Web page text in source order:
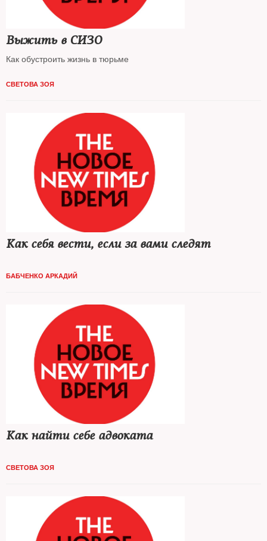
Выжить в СИЗО
Как обустроить жизнь в тюрьме
СВЕТОВА ЗОЯ
Как себя вести, если за вами следят
БАБЧЕНКО АРКАДИЙ
Как найти себе адвоката
СВЕТОВА ЗОЯ